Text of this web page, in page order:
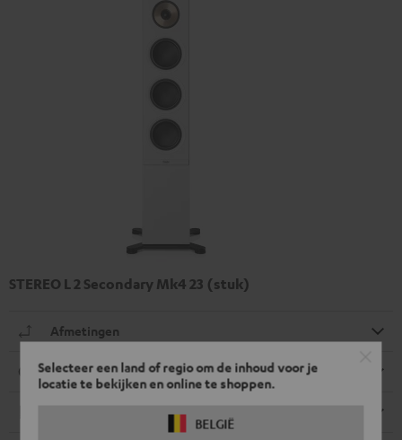
Selecteer een land of regio om de inhoud voor je
locatie te bekijken en online te shoppen.
BELGIË
STEREO L 2 Secondary Mk4 23 (stuk)
Afmetingen
Aansluitingen